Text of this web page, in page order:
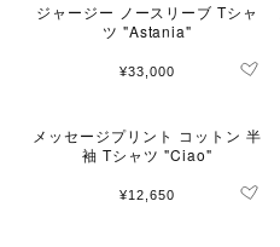
ジャージー ノースリーブ Tシャ
ツ "Astania"
¥33,000
メッセージプリント コットン 半
袖 Tシャツ "Ciao"
¥12,650